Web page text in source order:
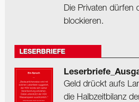
Die Privaten dürfen
blockieren.
LESERBRIEFE
Geld drückt aufs
die Halbzeitbilanz